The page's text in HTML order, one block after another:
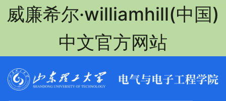
威廉希尔·williamhill(中国)
中文官方网站